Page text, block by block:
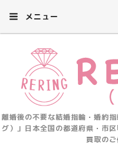
メニュー
離婚後の不要な結婚指輪・婚約
グ）」日本全国の都道府県・市
買取のご